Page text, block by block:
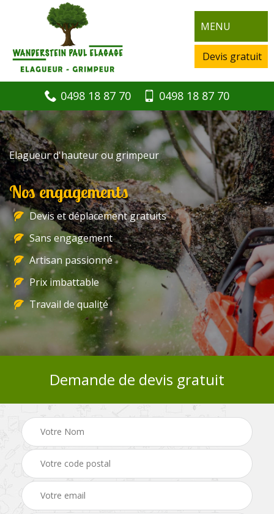
MENU
Devis gratuit
0498 18 87 70 0498 18 87 70
Elagueur d'hauteur ou grimpeur
Nos engagements
Devis et déplacement gratuits
Sans engagement
Artisan passionné
Prix imbattable
Travail de qualité
Demande de devis gratuit